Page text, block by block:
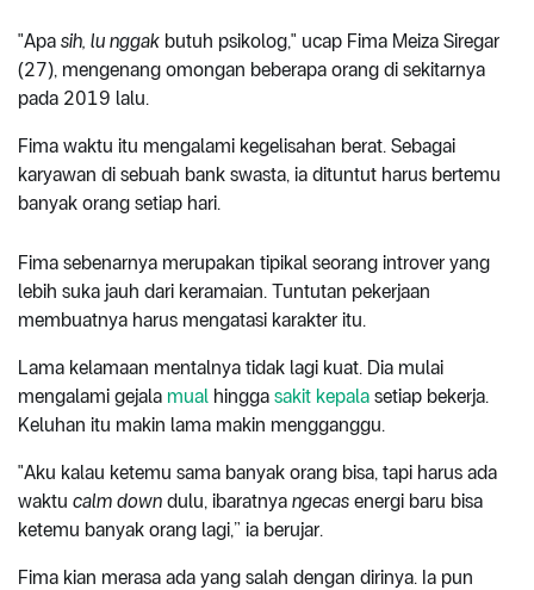
"Apa sih, lu nggak butuh psikolog," ucap Fima Meiza Siregar
(27), mengenang omongan beberapa orang di sekitarnya
pada 2019 lalu.
Fima waktu itu mengalami kegelisahan berat. Sebagai
karyawan di sebuah bank swasta, ia dituntut harus bertemu
banyak orang setiap hari.
Fima sebenarnya merupakan tipikal seorang introver yang
lebih suka jauh dari keramaian. Tuntutan pekerjaan
membuatnya harus mengatasi karakter itu.
Lama kelamaan mentalnya tidak lagi kuat. Dia mulai
mengalami gejala mual hingga sakit kepala setiap bekerja.
Keluhan itu makin lama makin mengganggu.
"Aku kalau ketemu sama banyak orang bisa, tapi harus ada
waktu calm down dulu, ibaratnya ngecas energi baru bisa
ketemu banyak orang lagi,” ia berujar.
Fima kian merasa ada yang salah dengan dirinya. Ia pun